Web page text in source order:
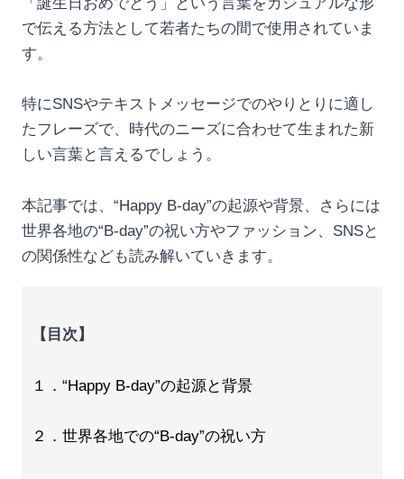
で伝える方法として若者たちの間で使用されていま
す。
特にSNSやテキストメッセージでのやりとりに適し
たフレーズで、時代のニーズに合わせて生まれた新
しい言葉と言えるでしょう。
本記事では、“Happy B-day”の起源や背景、さらには
世界各地の“B-day”の祝い方やファッション、SNSと
の関係性なども読み解いていきます。
【目次】
１．“Happy B-day”の起源と背景
２．世界各地での“B-day”の祝い方